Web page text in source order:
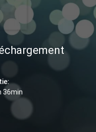
36min